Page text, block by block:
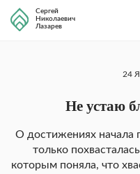
Сергей
Николаевич
Лазарев
24
Не устаю
О достижениях начала
только
которым поняла, что